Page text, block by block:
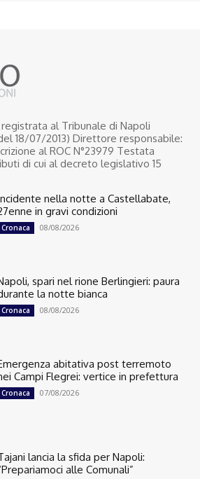
al Tribunale di Napoli
18/07/2013) Direttore responsabile:
al ROC N°23979 Testata
di cui al decreto legislativo 15
nella notte a Castellabate,
in gravi condizioni
Cronaca 08/08/2026
spari nel rione Berlingieri: paura
la notte bianca
Cronaca 08/08/2026
abitativa post terremoto
Campi Flegrei: vertice in prefettura
Cronaca 07/08/2026
lancia la sfida per Napoli:
alle Comunali”